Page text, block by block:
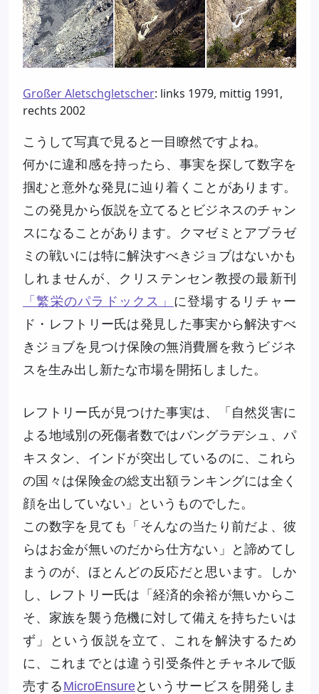
Großer Aletschgletscher: links 1979, mittig 1991,
rechts 2002
こうして写真で見ると一目瞭然ですよね。
何かに違和感を持ったら、事実を探して数字を
掴むと意外な発見に辿り着くことがあります。
この発見から仮説を立てるとビジネスのチャン
スになることがあります。クマゼミとアブラゼ
ミの戦いには特に解決すべきジョブはないかも
しれませんが、クリステンセン教授の最新刊
「繁栄のパラドックス」 に登場するリチャー
ド・レフトリー氏は発見した事実から解決すべ
きジョブを見つけ保険の無消費層を救うビジネ
スを生み出し新たな市場を開拓しました。
レフトリー氏が見つけた事実は、「自然災害に
よる地域別の死傷者数ではバングラデシュ、パ
キスタン、インドが突出しているのに、これら
の国々は保険金の総支出額ランキングには全く
顔を出していない」というものでした。
この数字を見ても「そんなの当たり前だよ、彼
らはお金が無いのだから仕方ない」と諦めてし
まうのが、ほとんどの反応だと思います。しか
し、レフトリー氏は「経済的余裕が無いからこ
そ、家族を襲う危機に対して備えを持ちたいは
ず」という仮説を立て、これを解決するため
に、これまでとは違う引受条件とチャネルで販
売する MicroEnsureというサービスを開発しま